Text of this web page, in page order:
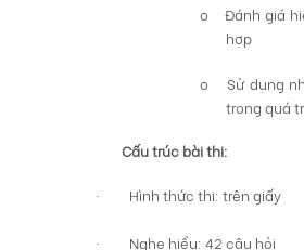
o
Đánh giá
hợp
o
Sử dụng
trong quá
Cấu trúc bài thi:
· Hình thức thi: trên giấy
· Nghe hiểu: 42 câu hỏi